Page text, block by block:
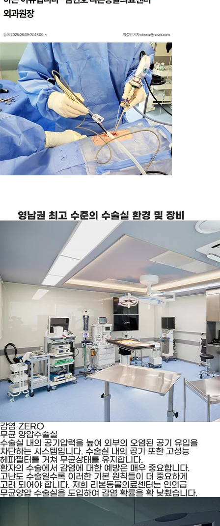
영남권 최고 수준의 수술실 환경 및 장비
감염 ZERO
무균 양압수술실
수술실 내의 공기압력을 높여 외부의 오염된 공기 유입을
차단하는 시스템입니다. 수술실 내의 공기 또한 고성능
헤파필터를 거쳐 무균상태를 유지합니다.
환자의 수술에서 감염에 대한 예방은 매우 중요합니다.
고난도 수술일수록 이러한 기본 원칙들이 더 중요하게
고려 되어야 합니다. 저희 리본동물의료센터는 인의급
무균양압 수술실을 도입하여 감염 확률을 확 낮췄습니다.